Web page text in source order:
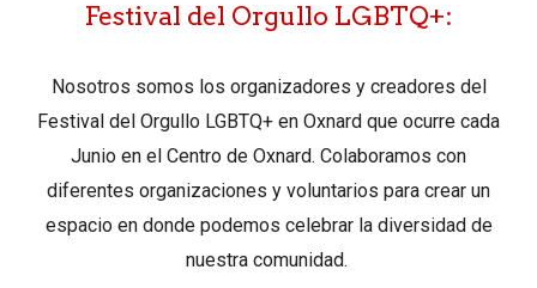
Festival del Orgullo LGBTQ+:
Nosotros somos los organizadores y creadores del
Festival del Orgullo LGBTQ+ en Oxnard que ocurre cada
Junio en el Centro de Oxnard. Colaboramos con
diferentes organizaciones y voluntarios para crear un
espacio en donde podemos celebrar la diversidad de
nuestra comunidad.